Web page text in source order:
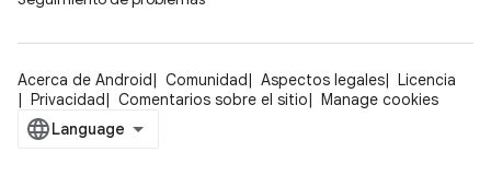
Acerca de Android Comunidad Aspectos legales
Licencia
Privacidad
Comentarios sobre el sitio Manage cookies